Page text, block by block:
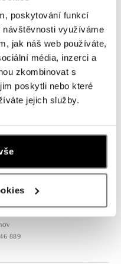
poskytování funkcí
využíváme
jak náš web používáte,
média, inzerci a
zkombinovat s
poskytli nebo které
jejich služby.
Ostrava
Praha 5
889